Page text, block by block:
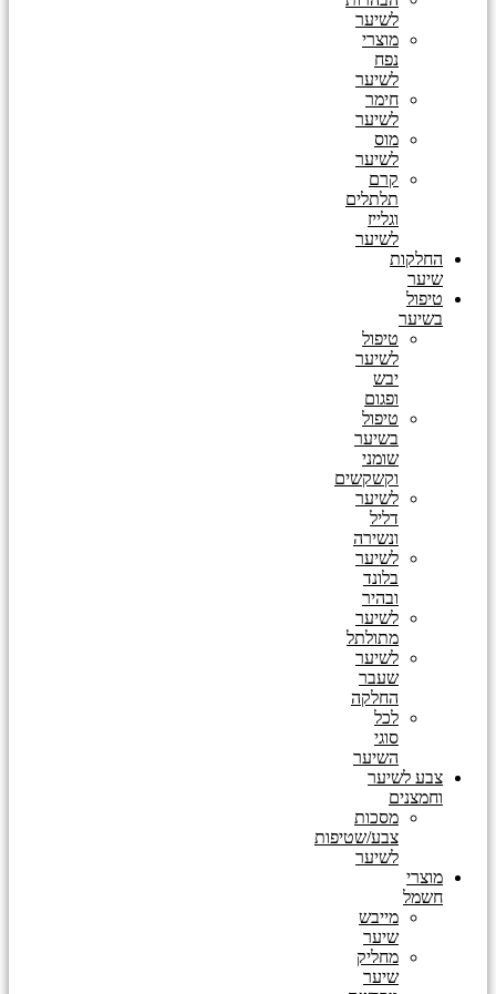
לשיער
מוצרי
נפח
לשיער
חימר
לשיער
מוס
לשיער
קרם
תלתלים
וגלייז
לשיער
החלקות
שיער
טיפול
בשיער
טיפול
לשיער
יבש
ופגום
טיפול
בשיער
שומני
וקשקשים
לשיער
דליל
ונשירה
לשיער
בלונד
ובהיר
לשיער
מתולתל
לשיער
שעבר
החלקה
לכל
סוגי
השיער
צבע לשיער
וחמצנים
מסכות
צבע/שטיפות
לשיער
מוצרי
חשמל
מייבש
שיער
מחליק
שיער